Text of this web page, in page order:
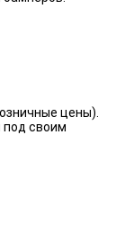
цены).
под своим